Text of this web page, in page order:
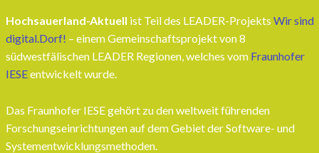
Hochsauerland-Aktuell ist Teil des LEADER-Projekts Wir sind
digital.Dorf! – einem Gemeinschaftsprojekt von 8
südwestfälischen LEADER Regionen, welches vom Fraunhofer
IESEentwickelt wurde.
Das Fraunhofer IESE gehört zu den weltweit führenden
Forschungseinrichtungen auf dem Gebiet der Software- und
Systementwicklungsmethoden.